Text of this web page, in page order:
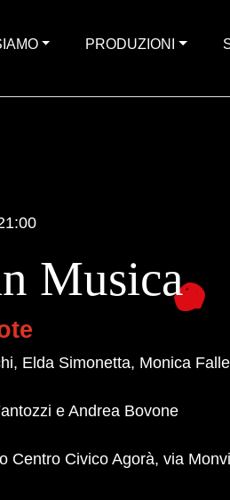
PRODUZIONI
Musica
Elda Simonetta, Monica
e Andrea Bovone
Centro Civico Agorà, via